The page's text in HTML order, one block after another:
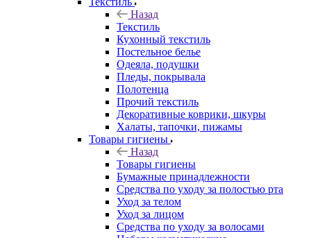
Назад
Текстиль
Кухонный текстиль
Постельное белье
Одеяла, подушки
Пледы, покрывала
Полотенца
Прочий текстиль
Декоративные коврики, шкуры
Халаты, тапочки, пижамы
Товары гигиены
Назад
Товары гигиены
Бумажные принадлежности
Средства по уходу за полостью рта
Уход за телом
Уход за лицом
Средства по уходу за волосами